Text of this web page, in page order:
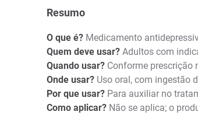
Resumo
O que é? Medicamento
Quem deve usar? Adultos com
Quando usar? Conforme prescrição
Onde usar? Uso oral, com ingestão
Por que usar? Para auxiliar no
Como aplicar? Não se aplica; o